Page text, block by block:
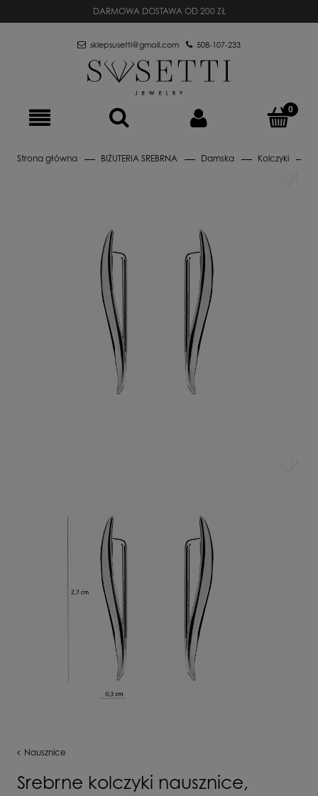
DARMOWA DOSTAWA OD 200 ZŁ
sklepsusetti@gmail.com 508-107-233
Strona główna BIŻUTERIA SREBRNA Damska Kolczyki
Nausznice
Srebrne kolczyki nausznice,